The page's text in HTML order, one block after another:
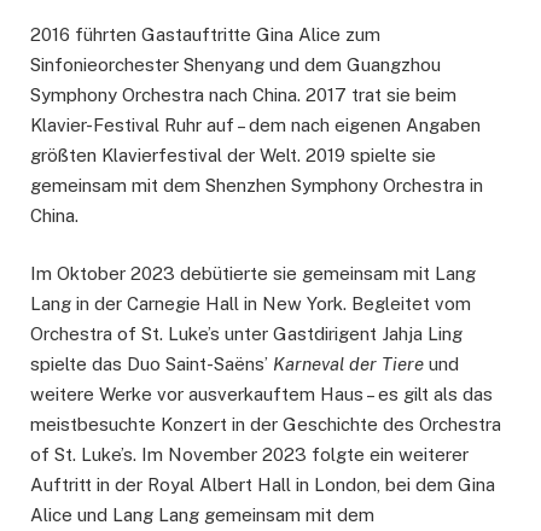
2016 führten Gastauftritte Gina Alice zum
Sinfonieorchester Shenyang und dem Guangzhou
Symphony Orchestra nach China. 2017 trat sie beim
Klavier-Festival Ruhr auf – dem nach eigenen Angaben
größten Klavierfestival der Welt. 2019 spielte sie
gemeinsam mit dem Shenzhen Symphony Orchestra in
China.
Im Oktober 2023 debütierte sie gemeinsam mit Lang
Lang in der Carnegie Hall in New York. Begleitet vom
Orchestra of St. Luke’s unter Gastdirigent Jahja Ling
spielte das Duo Saint-Saëns’ Karneval der Tiere und
weitere Werke vor ausverkauftem Haus – es gilt als das
meistbesuchte Konzert in der Geschichte des Orchestra
of St. Luke’s. Im November 2023 folgte ein weiterer
Auftritt in der Royal Albert Hall in London, bei dem Gina
Alice und Lang Lang gemeinsam mit dem